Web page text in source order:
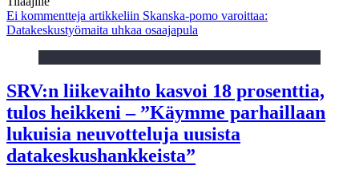
Ei kommentteja artikkeliin Skanska-pomo varoittaa:
Datakeskustyömaita uhkaa osaajapula
SRV:n liikevaihto kasvoi 18 prosenttia,
tulos heikkeni – ”Käymme parhaillaan
lukuisia neuvotteluja uusista
datakeskushankkeista”